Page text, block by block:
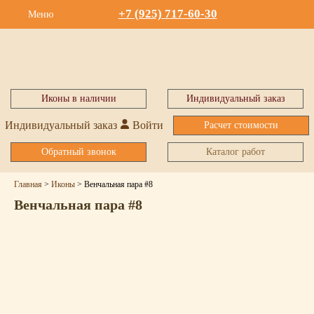
Меню +7 (925) 717-60-30
Иконы в наличии Индивидуальный заказ
Индивидуальный заказ Войти Расчет стоимости
Обратный звонок Каталог работ
Главная > Иконы > Венчальная пара #8
Венчальная пара #8